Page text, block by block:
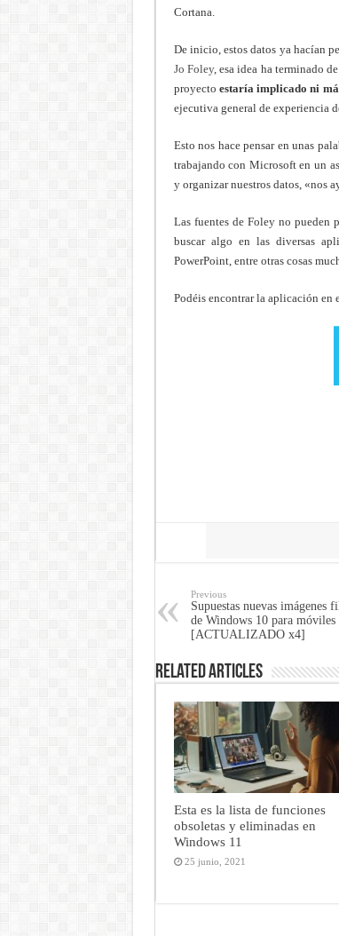
Cortana.
De inicio, estos datos ya hacían
Jo Foley, esa idea ha terminado
proyecto estaría implicado ni
ejecutiva general de experiencia
Esto nos hace pensar en unas
trabajando con Microsoft en un
y organizar nuestros datos, «nos
Las fuentes de Foley no pueden
buscar algo en las diversas
PowerPoint, entre otras cosas
Podéis encontrar la aplicación en
Previous
Supuestas nuevas imágenes
de Windows 10 para móviles
[ACTUALIZADO x4]
Related Articles
Esta es la lista de funciones
obsoletas y eliminadas en
Windows 11
25 junio, 2021